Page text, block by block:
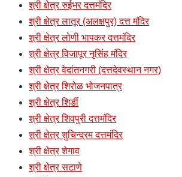
श्री क्षेत्र रुईभर दत्तमंदिर
श्री क्षेत्र लातूर (अलक्षपुर) दत्त मंदिर
श्री क्षेत्र लोणी भापकर दत्तमंदिर
श्री क्षेत्र विजापूर नृसिंह मंदिर
श्री क्षेत्र वेदांतनगरी (दत्तदेवस्थान नगर)
श्री क्षेत्र शिरोळ भोजनपात्र
श्री क्षेत्र शिर्डी
श्री क्षेत्र शिवपुरी दत्तमंदिर
श्री क्षेत्र शुचिन्द्रम दत्तमंदिर
श्री क्षेत्र शेगाव
श्री क्षेत्र सटाणे